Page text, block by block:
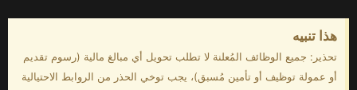
هذا تنبيه
تحذير: جميع الوظائف المُعلنة لا تطلب تحويل أي مبالغ مالية (رسوم تقديم
أو عمولة توظيف أو تأمين مُسبق)، يجب توخي الحذر من الروابط الاحتيالية